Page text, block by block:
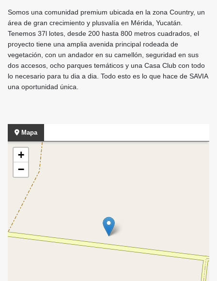
Somos una comunidad premium ubicada en la zona Country, un
área de gran crecimiento y plusvalía en Mérida, Yucatán.
Tenemos 37l lotes, desde 200 hasta 800 metros cuadrados, el
proyecto tiene una amplia avenida principal rodeada de
vegetación, con un andador en su camellón, seguridad en sus
dos accesos, ocho parques temáticos y una Casa Club con todo
lo necesario para tu dia a dia. Todo esto es lo que hace de SAVIA
una oportunidad única.
Mapa
+
−